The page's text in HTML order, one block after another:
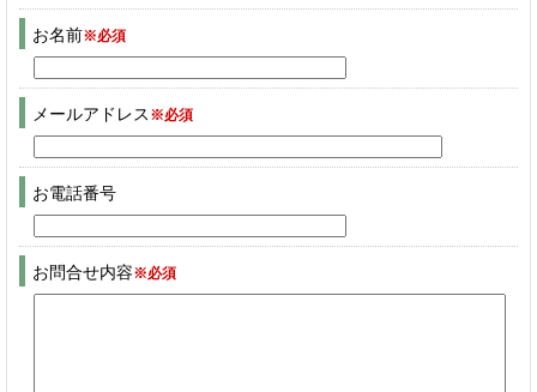
お名前※必須
メールアドレス ※必須
お電話番号
お問合せ内容※必須